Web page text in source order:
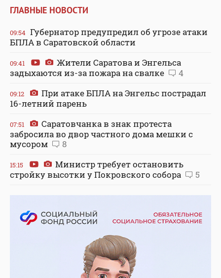
ГЛАВНЫЕ НОВОСТИ
09:54 Губернатор предупредил об угрозе атаки
БПЛА в Саратовской области
09:41
Жители Саратова и Энгельса
задыхаются из-за пожара на свалке
4
09:12
При атаке БПЛА на Энгельс пострадал
16-летний парень
07:51
Саратовчанка в знак протеста
забросила во двор частного дома мешки с
мусором
8
15:15
Министр требует остановить
стройку высотки у Покровского собора
5